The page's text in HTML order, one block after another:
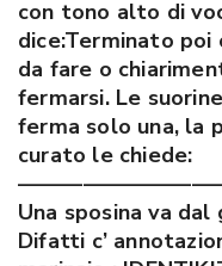
con tono alto di
dice:Terminato poi
da fare o
fermarsi. Le
ferma solo una, la
curato le chiede:
Una sposina va
Difatti c’